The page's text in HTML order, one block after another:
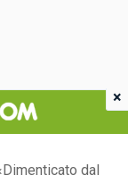
dal
×